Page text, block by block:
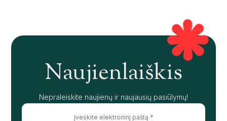
Naujienlaiškis
Nepraleiskite naujienų ir naujausių pasiūlymų!